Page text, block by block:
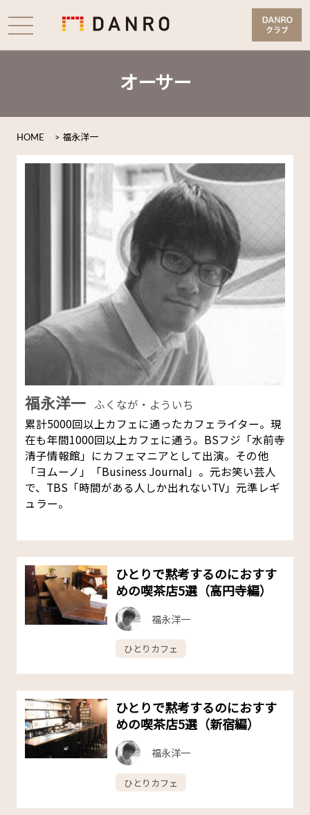
オーサー
HOME > 福永洋一
福永洋一 ふくなが・よういち
累計5000回以上カフェに通ったカフェライター。現
在も年間1000回以上カフェに通う。BSフジ「水前寺
清子情報館」にカフェマニアとして出演。その他
「ヨムーノ」「Business Journal」。元お笑い芸人
で、TBS「時間がある人しか出れないTV」元準レギ
ュラー。
ひとりで黙考するのにおすす
めの喫茶店5選（高円寺編）
福永洋一
ひとりカフェ
ひとりで黙考するのにおすす
めの喫茶店5選（新宿編）
福永洋一
ひとりカフェ